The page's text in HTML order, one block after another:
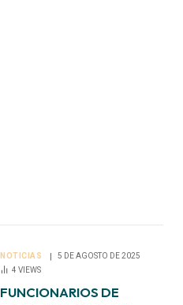
NOTICIAS
5 DE AGOSTO DE 2025
4VIEWS
FUNCIONARIOS DE